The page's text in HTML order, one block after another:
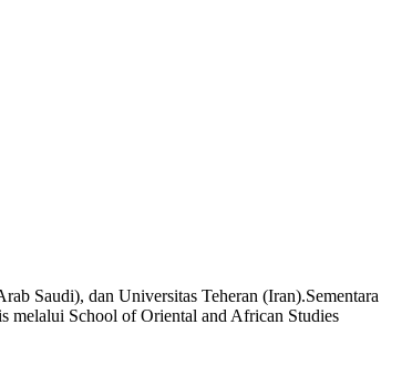
Saudi), dan Universitas Teheran (Iran).Sementara
melalui School of Oriental and African Studies